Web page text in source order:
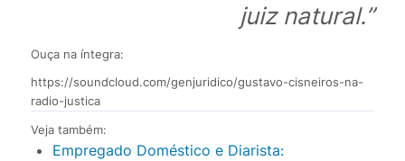
juiz natural.”
Ouça na íntegra:
https://soundcloud.com/genjuridico/gustavo-cisneiros-na-
radio-justica
Veja também:
Empregado Doméstico e Diarista: